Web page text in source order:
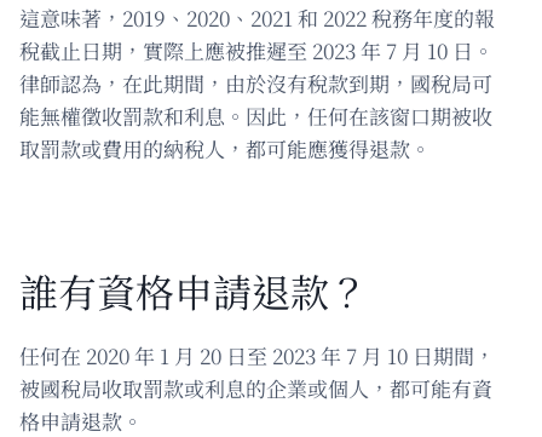
這意味著，2019、2020、2021 和 2022 稅務年度的報
稅截止日期，實際上應被推遲至 2023 年 7 月 10 日。
律師認為，在此期間，由於沒有稅款到期，國稅局可
能無權徵收罰款和利息。因此，任何在該窗口期被收
取罰款或費用的納稅人，都可能應獲得退款。
誰有資格申請退款？
任何在 2020 年 1 月 20 日至 2023 年 7 月 10 日期間，
被國稅局收取罰款或利息的企業或個人，都可能有資
格申請退款。